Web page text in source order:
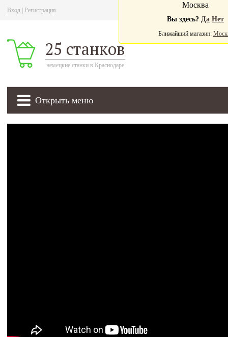
Вход Регистрация
25 станков
немецкие станки в Краснодаре
Открыть меню
Москва
Вы здесь? Да Нет
Ближайший магазин: